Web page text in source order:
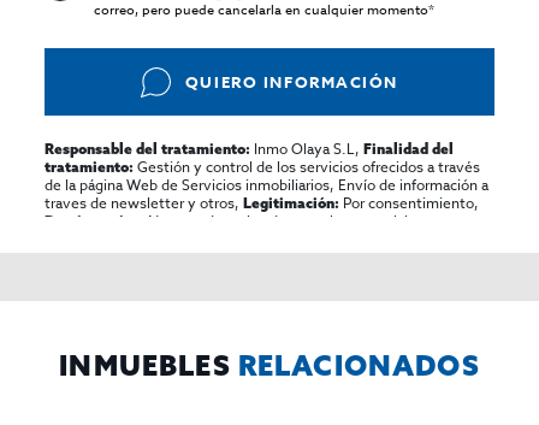
correo, pero puede cancelarla en cualquier momento*
QUIERO INFORMACIÓN
Responsable del tratamiento: Inmo Olaya S.L,Finalidad del
tratamiento: Gestión y control de los servicios ofrecidos a través
de la página Web de Servicios inmobiliarios, Envío de información a
traves de newsletter y otros,Legitimación: Por consentimiento,
Destinatarios:
No se cederan los datos, salvo para elaborar
rectificar y suprimir los datos, solicitar la portabilidad de los
INMUEBLES RELACIONADOS